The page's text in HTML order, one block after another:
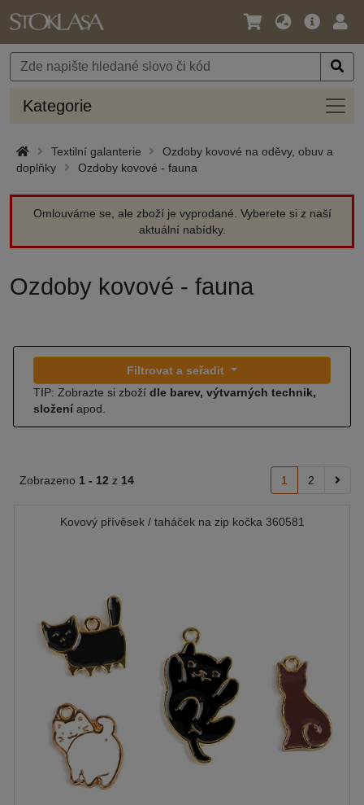
Jazyk
Měna
Hlavní
Kategorie
Textilní galanterie
Ozdoby kovové na oděvy, obuv a
doplňky
Ozdoby kovové - fauna
Omlouváme se, ale zboží je vyprodané. Vyberete si z naší
aktuální nabídky.
Ozdoby kovové - fauna
Filtrovat a seřadit
TIP: Zobrazte si zboží dle barev, výtvarných technik,
složení apod.
Zobrazeno 1 - 12 z 14 1 2
Kovový přívěsek / taháček na zip kočka 360581